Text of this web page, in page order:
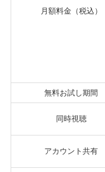
月額料金（税込）
無料お試し期間
同時視聴
アカウント共有